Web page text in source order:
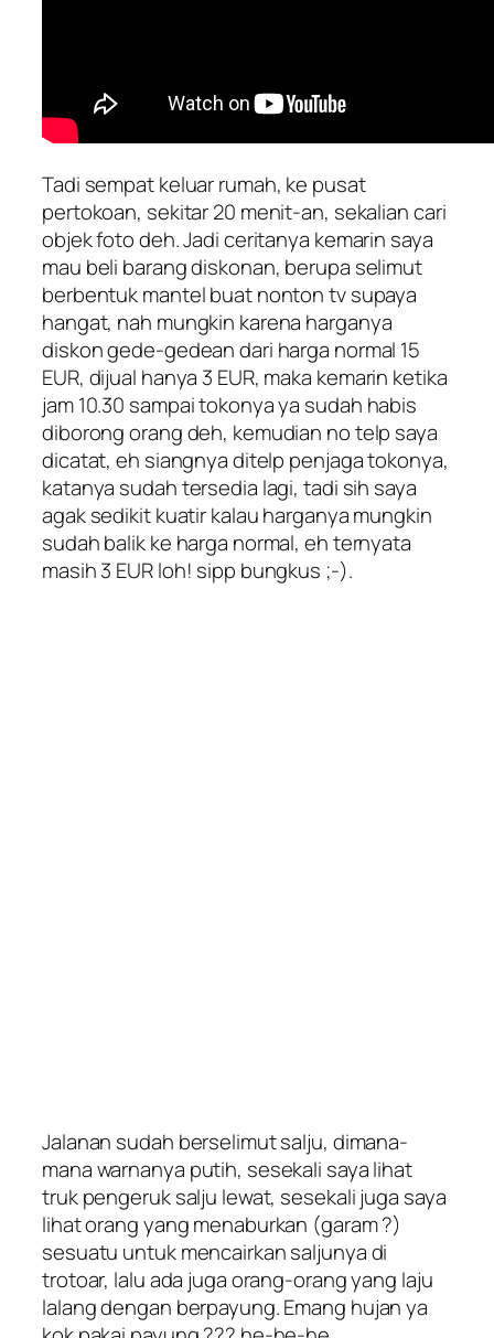
Tadi sempat keluar rumah, ke pusat
pertokoan, sekitar 20 menit-an, sekalian cari
objek foto deh. Jadi ceritanya kemarin saya
mau beli barang diskonan, berupa selimut
berbentuk mantel buat nonton tv supaya
hangat, nah mungkin karena harganya
diskon gede-gedean dari harga normal 15
EUR, dijual hanya 3 EUR, maka kemarin ketika
jam 10.30 sampai tokonya ya sudah habis
diborong orang deh, kemudian no telp saya
dicatat, eh siangnya ditelp penjaga tokonya,
katanya sudah tersedia lagi, tadi sih saya
agak sedikit kuatir kalau harganya mungkin
sudah balik ke harga normal, eh ternyata
masih 3 EUR loh! sipp bungkus ;-).
Jalanan sudah berselimut salju, dimana-
mana warnanya putih, sesekali saya lihat
truk pengeruk salju lewat, sesekali juga saya
lihat orang yang menaburkan (garam ?)
sesuatu untuk mencairkan saljunya di
trotoar, lalu ada juga orang-orang yang laju
lalang dengan berpayung. Emang hujan ya